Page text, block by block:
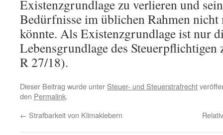
Existenzgrundlage zu verlieren und
Bedürfnisse im üblichen Rahmen
könnte. Als Existenzgrundlage ist nur
Lebensgrundlage des
R 27/18).
Dieser Beitrag wurde unter Steuer- und Steuerstrafrecht
den Permalink.
← Strafbarkeit von Klimaklebern